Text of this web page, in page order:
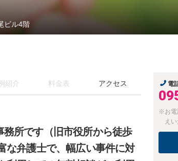
ビル4階
紹介 料金表 アクセス
所です（旧市役所から徒歩
な弁護士で、幅広い事件に対
電
※お電
え